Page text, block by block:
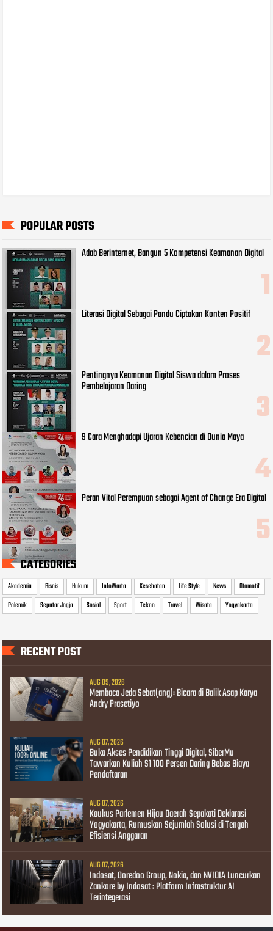
POPULAR POSTS
Adab Berinternet, Bangun 5 Kompetensi Keamanan Digital
Literasi Digital Sebagai Pandu Ciptakan Konten Positif
Pentingnya Keamanan Digital Siswa dalam Proses
Pembelajaran Daring
9 Cara Menghadapi Ujaran Kebencian di Dunia Maya
Peran Vital Perempuan sebagai Agent of Change Era Digital
CATEGORIES
Akademia Bisnis Hukum InfoWarta Kesehatan Life Style News
Otomotif
Polemik
Seputar Jogja Sosial Sport Tekno Travel Wisata Yogyakarta
RECENT POST
AUG 09, 2026
Membaca Jeda Sebat(ang): Bicara di Balik Asap Karya
Andry Prasetiyo
AUG 07, 2026
Buka Akses Pendidikan Tinggi Digital, SiberMu
Tawarkan Kuliah S1 100 Persen Daring Bebas Biaya
Pendaftaran
AUG 07, 2026
Kaukus Parlemen Hijau Daerah Sepakati Deklarasi
Yogyakarta, Rumuskan Sejumlah Solusi di Tengah
Efisiensi Anggaran
AUG 07, 2026
Indosat, Ooredoo Group, Nokia, dan NVIDIA Luncurkan
Zankore by Indosat : Platform Infrastruktur AI
Terintegerasi